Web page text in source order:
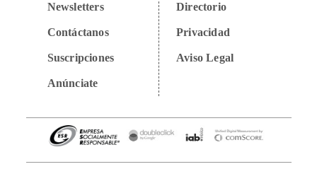
Newsletters
Contáctanos
Suscripciones
Anúnciate
Directorio
Privacidad
Aviso Legal